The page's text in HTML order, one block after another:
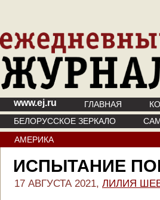
www.ej.ru ГЛАВНАЯ
БЕЛОРУССКОЕ ЗЕРКАЛО
АМЕРИКА
ИСПЫТАНИЕ
17 АВГУСТА 2021, ЛИЛИЯ